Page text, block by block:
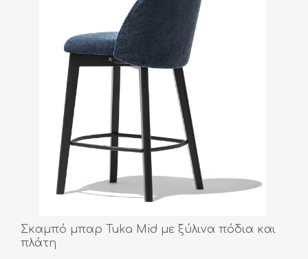
Σκαμπό μπαρ Tuka Mid με ξύλινα πόδια και
πλάτη